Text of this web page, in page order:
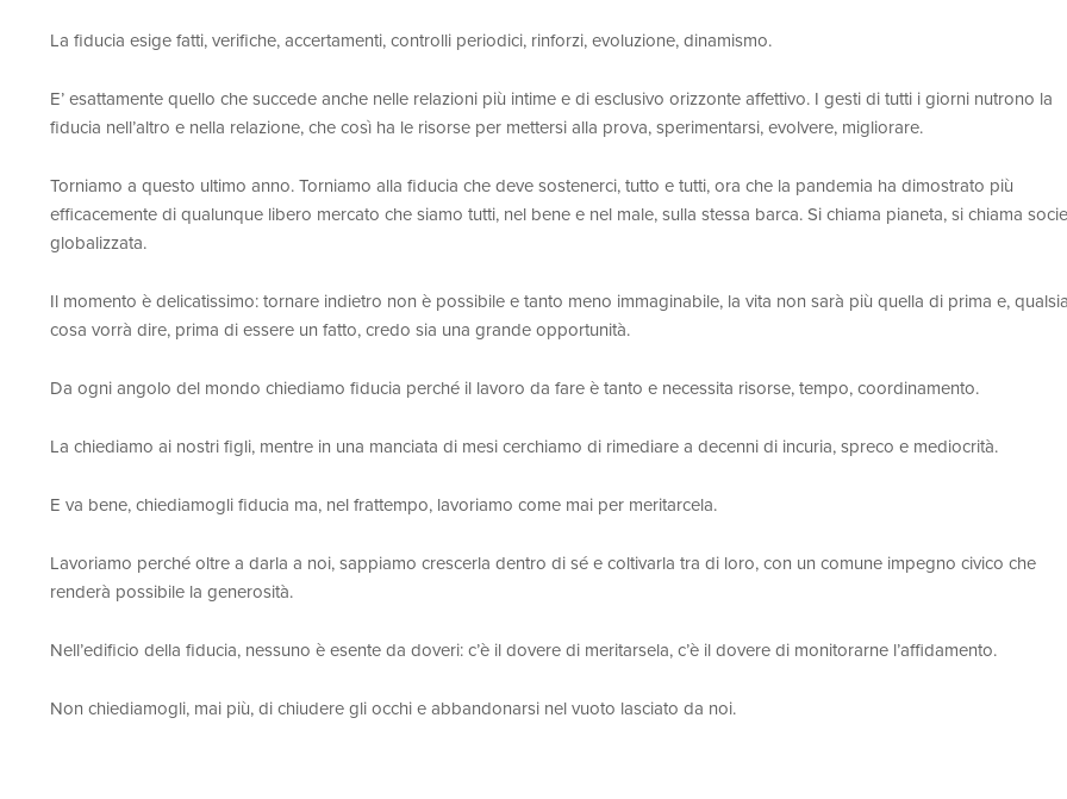
La fiducia esige fatti, verifiche, accertamenti, controlli periodici, rinforzi, evoluzione, dinamismo.
E’ esattamente quello che succede anche nelle relazioni più intime e di esclusivo orizzonte affettivo. I gesti di tutti i giorni nutrono la
fiducia nell’altro e nella relazione, che così ha le risorse per mettersi alla prova, sperimentarsi, evolvere, migliorare.
Torniamo a questo ultimo anno. Torniamo alla fiducia che deve sostenerci, tutto e tutti, ora che la pandemia ha dimostrato più
efficacemente di qualunque libero mercato che siamo tutti, nel bene e nel male, sulla stessa barca. Si chiama pianeta, si chiama
globalizzata.
Il momento è delicatissimo: tornare indietro non è possibile e tanto meno immaginabile, la vita non sarà più quella di prima e,
cosa vorrà dire, prima di essere un fatto, credo sia una grande opportunità.
Da ogni angolo del mondo chiediamo fiducia perché il lavoro da fare è tanto e necessita risorse, tempo, coordinamento.
La chiediamo ai nostri figli, mentre in una manciata di mesi cerchiamo di rimediare a decenni di incuria, spreco e mediocrità.
E va bene, chiediamogli fiducia ma, nel frattempo, lavoriamo come mai per meritarcela.
Lavoriamo perché oltre a darla a noi, sappiamo crescerla dentro di sé e coltivarla tra di loro, con un comune impegno civico che
renderà possibile la generosità.
Nell’edificio della fiducia, nessuno è esente da doveri: c’è il dovere di meritarsela, c’è il dovere di monitorarne l’affidamento.
Non chiediamogli, mai più, di chiudere gli occhi e abbandonarsi nel vuoto lasciato da noi.